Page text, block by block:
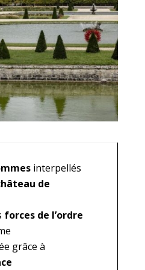
interpellés
de
forces de l’ordre
grâce à